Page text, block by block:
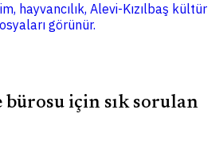
hayvancılık, Alevi-Kızılbaş kültür
görünür.
için sık sorulan